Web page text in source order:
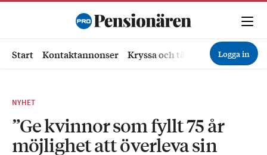
Start Kontaktannonser Kryssa och tävla Ekonomi
Logga in
NYHET
”Ge kvinnor som fyllt 75 år
möjlighet att överleva sin